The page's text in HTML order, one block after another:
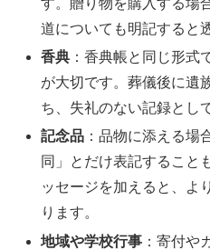
す。贈り物を購入する場
道についても明記すると
香典 ：香典帳と同じ形式
が大切です。葬儀後に遺
ち、失礼のない記録とし
記念品 ：品物に添える場
同」とだけ表記すること
ッセージを加えると、よ
ります。
地域や学校行事 ：寄付や